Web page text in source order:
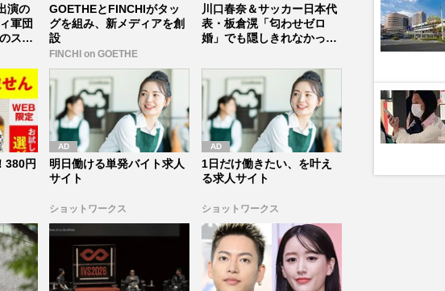
演の
軍団
スタ
GOETHEとFINCHIがタッ
グを組み、新メディアを創
設
FINCHI on GOETHE
川口春奈＆サッカー日本代
表・板倉滉「匂わせゼロ
婚」でも隠しきれなかった
380円
明日働ける単発バイト求人
サイト
ショットワークス
1日だけ働きたい、を叶え
る求人サイト
ショットワークス